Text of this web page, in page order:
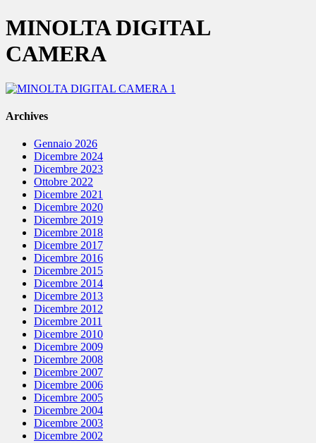
MINOLTA DIGITAL
CAMERA
Archives
Gennaio 2026
Dicembre 2024
Dicembre 2023
Ottobre 2022
Dicembre 2021
Dicembre 2020
Dicembre 2019
Dicembre 2018
Dicembre 2017
Dicembre 2016
Dicembre 2015
Dicembre 2014
Dicembre 2013
Dicembre 2012
Dicembre 2011
Dicembre 2010
Dicembre 2009
Dicembre 2008
Dicembre 2007
Dicembre 2006
Dicembre 2005
Dicembre 2004
Dicembre 2003
Dicembre 2002